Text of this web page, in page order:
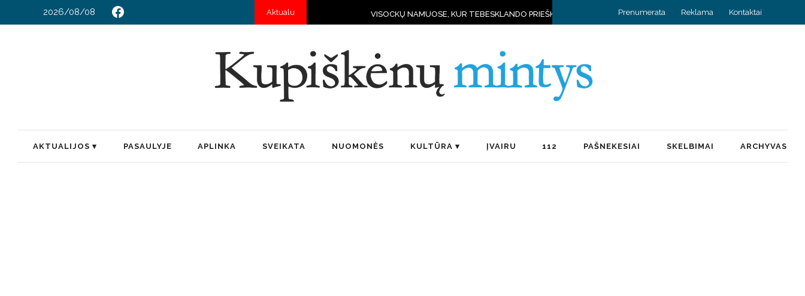
2026/08/08 Aktualu VISOCKŲ NAMUOSE, KUR TEBESKLANDO PRIEŠKARIO DVASIA IR KYLA DAUG PRISIMINIMŲ HOROSKOPAS RUGPJŪČIO 8 D.
Prenumerata Reklama Kontaktai
AKTUALIJOS PASAULYJE APLINKA SVEIKATA NUOMONĖS KULTŪRA ĮVAIRU 112 PAŠNEKESIAI SKELBIMAI ARCHYVAS